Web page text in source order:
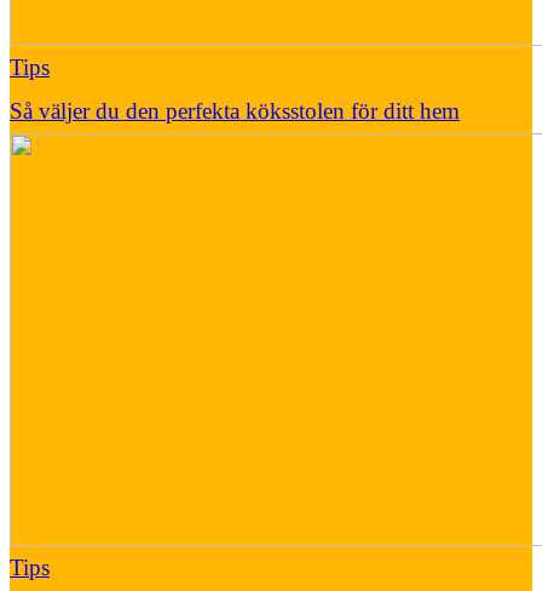
Tips
Så väljer du den perfekta köksstolen för ditt hem
Tips